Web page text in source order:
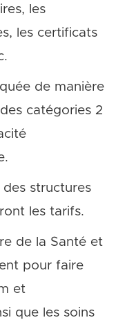
les
les certificats
de manière
catégories 2
structures
les tarifs.
de la Santé et
pour faire
et
que les soins